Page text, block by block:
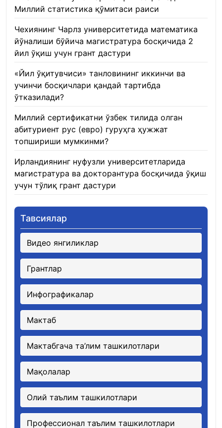
Миллий статистика қўмитаси раиси
Чехиянинг Чарлз университетида математика
йўналиши бўйича магистратура босқичида 2
йил ўқиш учун грант дастури
«Йил ўқитувчиси» танловининг иккинчи ва
учинчи босқичлари қандай тартибда
ўтказилади?
Миллий сертификатни ўзбек тилида олган
абитуриент рус (евро) гуруҳга ҳужжат
топшириши мумкинми?
Ирландиянинг нуфузли университетларида
магистратура ва докторантура босқичида ўқиш
учун тўлиқ грант дастури
Тавсиялар
Видео янгиликлар
Грантлар
Инфографикалар
Мактаб
Мактабгача та’лим ташкилотлари
Мақолалар
Олий таълим ташкилотлари
Профессионал таълим ташкилотлари